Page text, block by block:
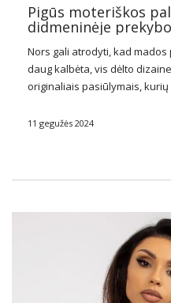
Pigūs moteriškos
didmeninėje
Nors gali atrodyti, kad
daug kalbėta, vis dėlto
originaliais pasiūlymais,
Pažiūrėkite, ką
11 gegužės 2024